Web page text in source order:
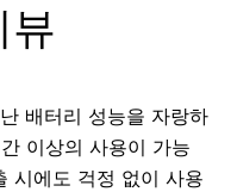
뷰
배터리 성능을 자랑하
이상의 사용이 가능
시에도 걱정 없이 사용